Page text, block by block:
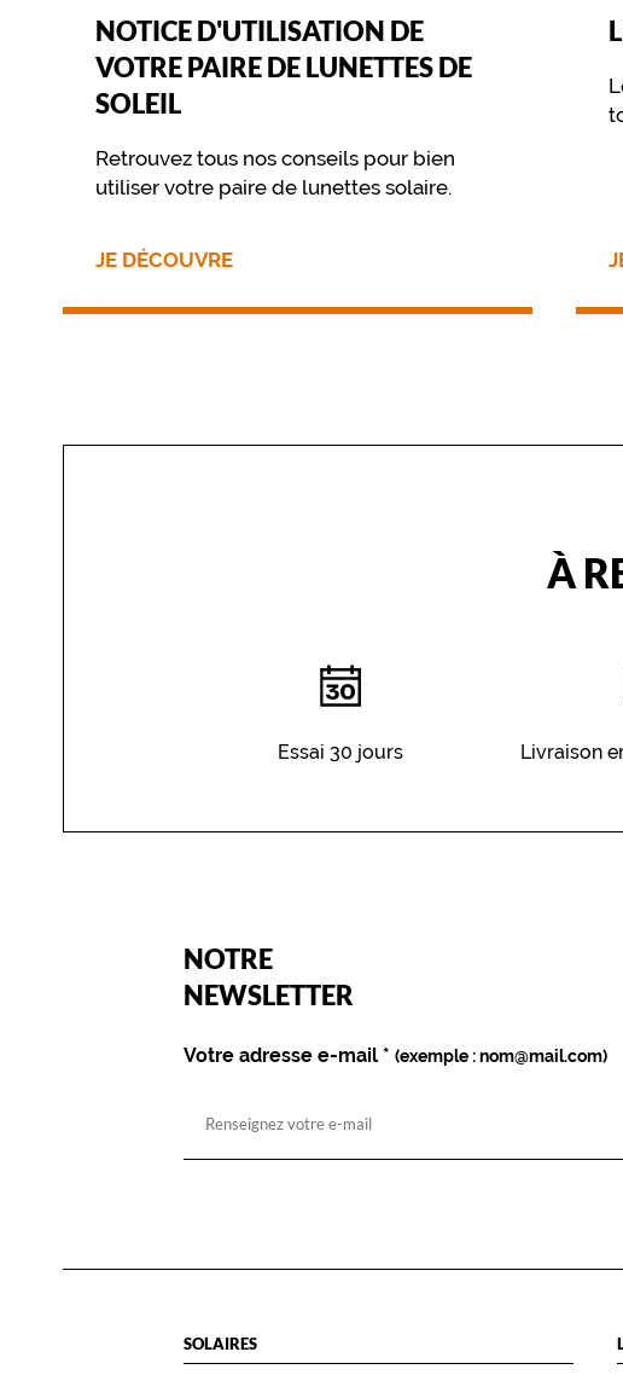
NOTICE D'UTILISATION DE
VOTRE PAIRE DE LUNETTES DE
SOLEIL
Retrouvez tous nos conseils pour bien
utiliser votre paire de lunettes solaire.
JE DÉCOUVRE
À
Essai 30 jours Livraison
NOTRE
NEWSLETTER
Name
Votre adresse e-mail *
(Ce
champ
est
obligatoire)
(exemple : nom@mail.com)
SOLAIRES